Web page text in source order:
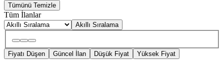
Tümünü Temizle
Tüm İlanlar
Akıllı Sıralama
Fiyatı Düşen Güncel İlan Düşük Fiyat Yüksek Fiyat